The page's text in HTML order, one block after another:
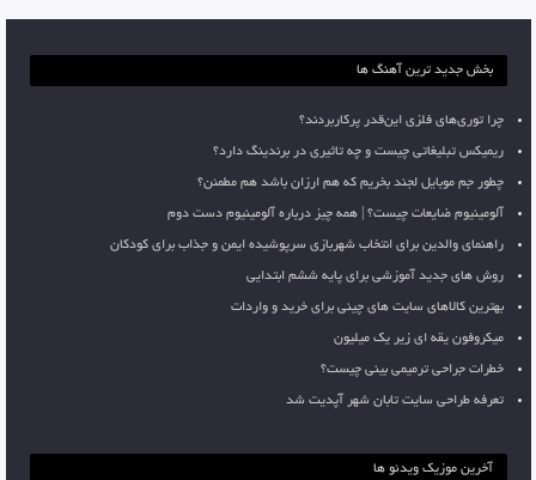
بخش جدید ترین آهنگ ها
چرا توری‌های فلزی این‌قدر پرکاربردند؟
ریمیکس تبلیغاتی چیست و چه تاثیری در برندینگ دارد؟
چطور جم موبایل لجند بخریم که هم ارزان باشد هم مطمئن؟
آلومینیوم ضایعات چیست؟ | همه چیز درباره آلومینیوم دست دوم
راهنمای والدین برای انتخاب شهربازی سرپوشیده ایمن و جذاب برای کودکان
روش های جدید آموزشی برای پایه ششم ابتدایی
بهترین کالاهای سایت های چینی برای خرید و واردات
میکروفون یقه ای زیر یک میلیون
خطرات جراحی ترمیمی بینی چیست؟
تعرفه طراحی سایت تابان شهر آپدیت شد
آخرین موزیک ویدئو ها